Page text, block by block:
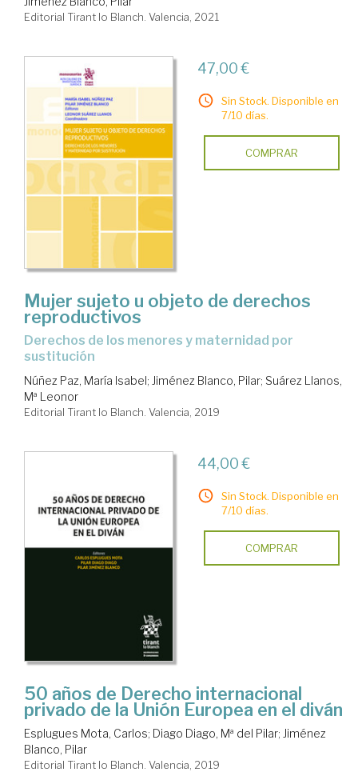
Editorial Tirant lo Blanch. Valencia, 2021
47,00 €
Sin Stock. Disponible en
7/10 días.
COMPRAR
Mujer sujeto u objeto de derechos
reproductivos
derechos de los menores y maternidad por
sustitución
Núñez Paz, María Isabel; Jiménez Blanco, Pilar; Suárez Llanos,
Mª Leonor
Editorial Tirant lo Blanch. Valencia, 2019
44,00 €
Sin Stock. Disponible en
7/10 días.
COMPRAR
50 años de Derecho internacional
privado de la Unión Europea en el diván
Esplugues Mota, Carlos; Diago Diago, Mª del Pilar; Jiménez
Blanco, Pilar
Editorial Tirant lo Blanch. Valencia, 2019